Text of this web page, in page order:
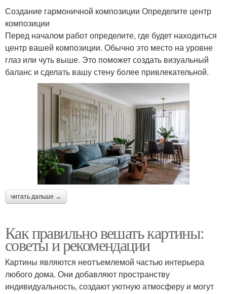
Создание гармоничной композиции Определите центр
композиции
Перед началом работ определите, где будет находиться
центр вашей композиции. Обычно это место на уровне
глаз или чуть выше. Это поможет создать визуальный
баланс и сделать вашу стену более привлекательной.
читать дальше →
Как правильно вешать картины:
советы и рекомендации
Картины являются неотъемлемой частью интерьера
любого дома. Они добавляют пространству
индивидуальность, создают уютную атмосферу и могут